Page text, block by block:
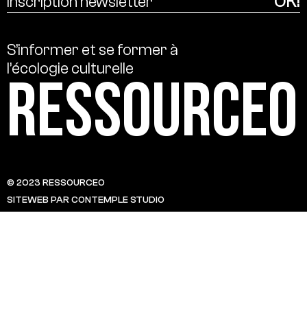
S’informer et se former à
l’écologie culturelle
Ressource0
© 2023 RESSOURCE0
SITEWEB PAR CONTEMPLE STUDIO